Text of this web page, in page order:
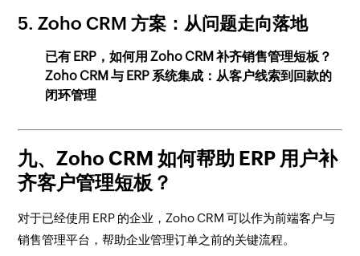
5. Zoho CRM 方案：从问题走向落地
已有 ERP，如何用 Zoho CRM 补齐销售管理短板？
Zoho CRM 与 ERP 系统集成：从客户线索到回款的
闭环管理
九、Zoho CRM 如何帮助 ERP 用户补
齐客户管理短板？
对于已经使用 ERP 的企业，Zoho CRM 可以作为前端客户与
销售管理平台，帮助企业管理订单之前的关键流程。